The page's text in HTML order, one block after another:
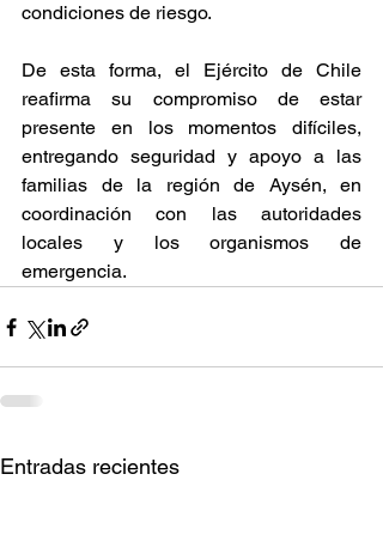
condiciones de riesgo.
De esta forma, el Ejército de Chile
reafirma su compromiso de estar
presente en los momentos difíciles,
entregando seguridad y apoyo a las
familias de la región de Aysén, en
coordinación con las autoridades
locales y los organismos de
emergencia.
Entradas recientes